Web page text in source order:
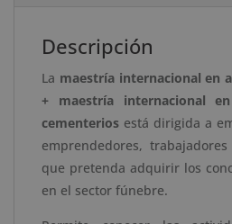
Cementerios
Diploma
Acreditado
Apostilla
Descripción
La maestría internacional en
+ maestría internacional
cementerios está dirigida a
emprendedores,
que pretenda adquirir los
en el sector fúnebre.